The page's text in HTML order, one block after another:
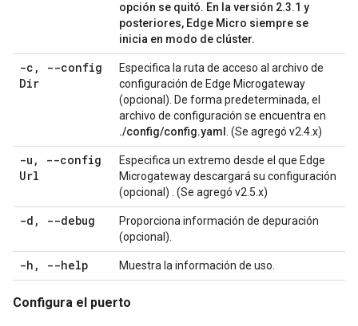
opción se quitó. En la versión 2.3.1 y
posteriores, Edge Micro siempre se
inicia en modo de clúster.
-c ,
--config
Dir
Especifica la ruta de acceso al archivo de
configuración de Edge Microgateway
(opcional). De forma predeterminada, el
archivo de configuración se encuentra en
./config/config.yaml
. (Se agregó v2.4.x)
-u ,
--config
Url
Especifica un extremo desde el que Edge
Microgateway descargará su configuración
(opcional) . (Se agregó v2.5.x)
-d , --debug
Proporciona información de depuración
(opcional).
-h , --help Muestra la información de uso.
Configura el puerto